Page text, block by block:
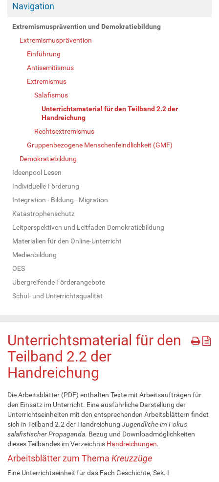
Navigation
Extremismusprävention und Demokratiebildung
Extremismusprävention
Einführung
Antisemitismus
Extremismus
Salafismus
Unterrichtsmaterial für den Teilband 2.2 der
Handreichung
Rechtsextremismus
Gruppenbezogene Menschenfeindlichkeit (GMF)
Demokratiebildung
Ideenpool Lesen
Individuelle Förderung
Integration - Bildung - Migration
Katastrophenschutz
Leitperspektiven und Leitfaden Demokratiebildung
Materialien für den Online-Unterricht
Medienbildung
OES
Übergreifende Förderangebote
Schul- und Unterrichtsqualität
Unterrichtsmaterial für den
Teilband 2.2 der
Handreichung
Die Arbeitsblätter (PDF) enthalten Texte mit Arbeitsaufträgen für
den Einsatz im Unterricht. Eine ausführliche Darstellung der
Unterrichtseinheiten mit den entsprechenden Arbeitsblättern findet
sich in Teilband 2.2 der Handreichung Jugendliche im Fokus
salafistischer Propaganda. Bezug und Downloadmöglichkeiten
dieses Teilbandes im Verzeichnis Handreichungen.
Arbeitsblätter zum Thema Kreuzzüge
Eine Unterrichtseinheit für das Fach Geschichte, Sek. I